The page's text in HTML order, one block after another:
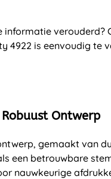
informatie verouderd?
4922 is eenvoudig te
Ontwerp
gemaakt van
een betrouwbare
nauwkeurige